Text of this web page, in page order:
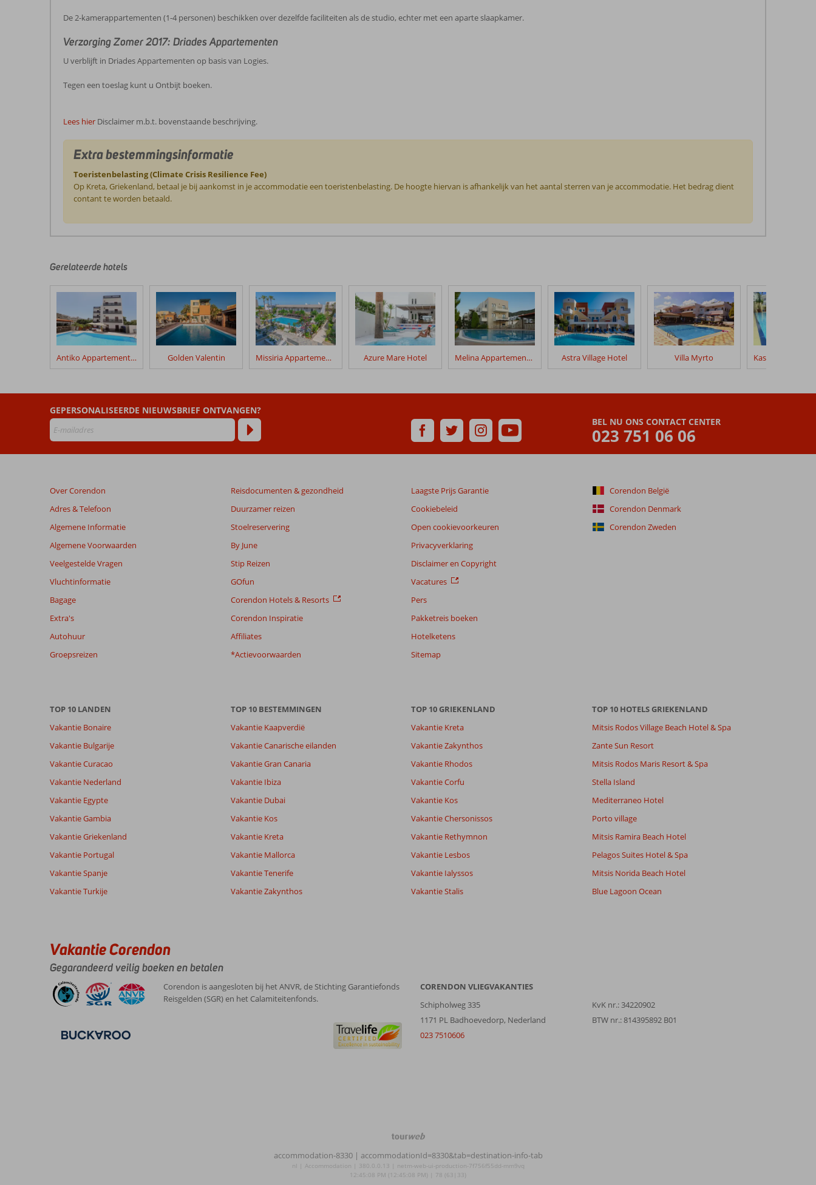
De 2-kamerappartementen (1-4 personen) beschikken over dezelfde faciliteiten als de studio, echter met een aparte slaapkamer.
Verzorging Zomer 2017: Driades Appartementen
U verblijft in Driades Appartementen op basis van Logies.
Tegen een toeslag kunt u Ontbijt boeken.
Lees hier Disclaimer m.b.t. bovenstaande beschrijving.
Extra bestemmingsinformatie
Toeristenbelasting (Climate Crisis Resilience Fee)
Op Kreta, Griekenland, betaal je bij aankomst in je accommodatie een toeristenbelasting. De hoogte hiervan is afhankelijk van het aantal sterren van je accommodatie. Het bedrag dient
contant te worden betaald.
door
klanten
geschreven
na
hun
verblijf
Driades
Beoordelingen
die
ouder
zijn
dan
worden
meer
weergegeven
de
relevantie
de
info
Gerelateerde hotels
Antiko Appartementen Golden Valentin Missiria Appartementen Azure Mare Hotel Melina Appartementen Astra Village Hotel Villa Myrto
BEL NU ONS CONTACT CENTER
023 751 06 06
GEPERSONALISEERDE NIEUWSBRIEF ONTVANGEN?
Over Corendon
Adres & Telefoon
Algemene Informatie
Algemene Voorwaarden
Veelgestelde Vragen
Vluchtinformatie
Bagage
Extra's
Autohuur
Groepsreizen
Reisdocumenten & gezondheid
Duurzamer reizen
Stoelreservering
By June
Stip Reizen
GOfun
Corendon Hotels & Resorts
Corendon Inspiratie
Affiliates
*Actievoorwaarden
Laagste Prijs Garantie
Cookiebeleid
Open cookievoorkeuren
Privacyverklaring
Disclaimer en Copyright
Vacatures
Pers
Pakketreis boeken
Hotelketens
Sitemap
Corendon België
Corendon Denmark
Corendon Zweden
TOP 10 LANDEN
Vakantie Bonaire
Vakantie Bulgarije
Vakantie Curacao
Vakantie Nederland
Vakantie Egypte
Vakantie Gambia
Vakantie Griekenland
Vakantie Portugal
Vakantie Spanje
Vakantie Turkije
TOP 10 BESTEMMINGEN
Vakantie Kaapverdië
Vakantie Canarische eilanden
Vakantie Gran Canaria
Vakantie Ibiza
Vakantie Dubai
Vakantie Kos
Vakantie Kreta
Vakantie Mallorca
Vakantie Tenerife
Vakantie Zakynthos
TOP 10 GRIEKENLAND
Vakantie Kreta
Vakantie Zakynthos
Vakantie Rhodos
Vakantie Corfu
Vakantie Kos
Vakantie Chersonissos
Vakantie Rethymnon
Vakantie Lesbos
Vakantie Ialyssos
Vakantie Stalis
TOP 10 HOTELS GRIEKENLAND
Mitsis Rodos Village Beach Hotel & Spa
Zante Sun Resort
Mitsis Rodos Maris Resort & Spa
Stella Island
Mediterraneo Hotel
Porto village
Mitsis Ramira Beach Hotel
Pelagos Suites Hotel & Spa
Mitsis Norida Beach Hotel
Blue Lagoon Ocean
Vakantie Corendon
Gegarandeerd veilig boeken en betalen
Corendon is aangesloten bij het ANVR, de Stichting Garantiefonds
Reisgelden (SGR) en het Calamiteitenfonds.
CORENDON VLIEGVAKANTIES
Schipholweg 335
1171 PL Badhoevedorp, Nederland
023 7510606
KvK nr.: 34220902
BTW nr.: 814395892 B01
TourWeb
©
NetMatch
accommodation-8330 | accommodationId=8330&tab=destination-info-tab
nl | Accommodation | 380.0.0.13 | netm-web-ui-production-7f756f55dd-mm9vq
12:45:08 PM (12:45:08 PM) | 78 (63|33)